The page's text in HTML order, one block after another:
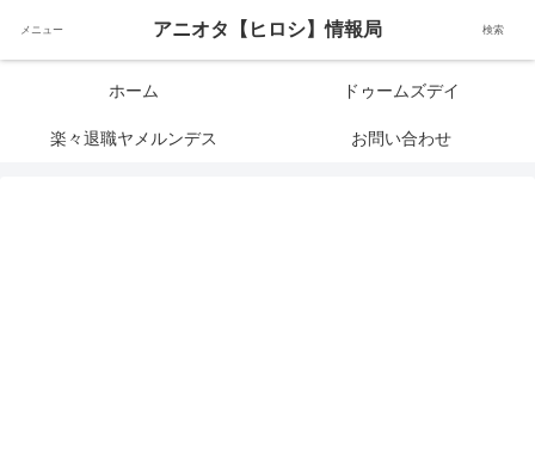
アニメオタクで元サラリーマンの独自な目線から、おすすめなどの紹介や気に
ホーム ドゥームズデイ
楽々退職ヤメルンデス お問い合わせ
メニュー アニオタ【ヒロシ】情報局 検索